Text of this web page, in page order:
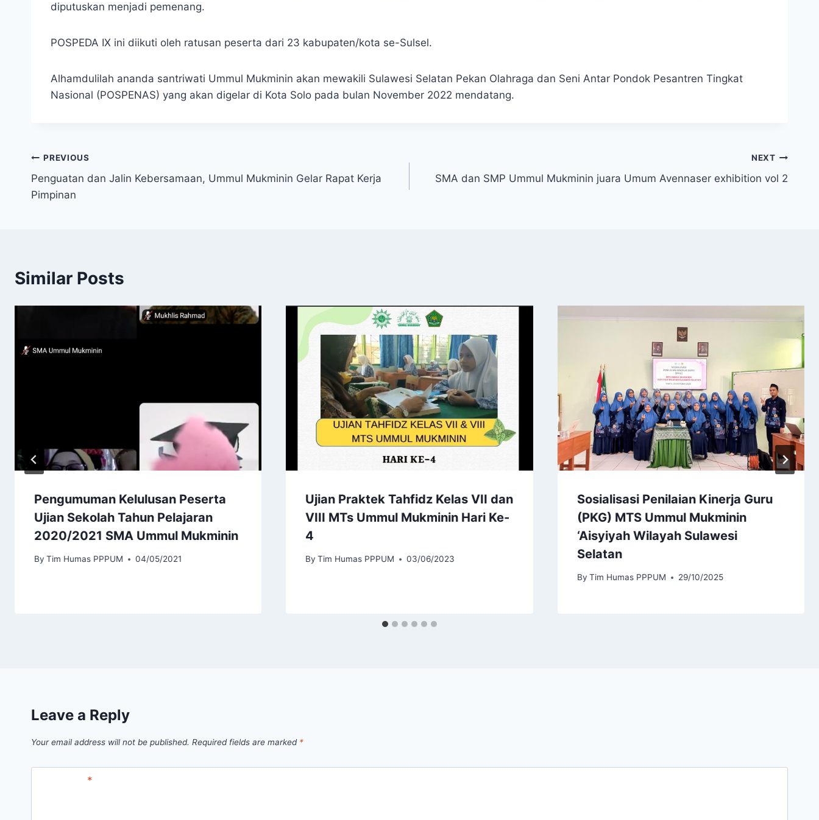
diputuskan menjadi pemenang.
POSPEDA IX ini diikuti oleh ratusan peserta dari 23 kabupaten/kota se-Sulsel.
Alhamdulilah ananda santriwati Ummul Mukminin akan mewakili Sulawesi Selatan Pekan Olahraga dan Seni Antar Pondok Pesantren Tingkat
Nasional (POSPENAS) yang akan digelar di Kota Solo pada bulan November 2022 mendatang.
PREVIOUS
Penguatan dan Jalin Kebersamaan, Ummul Mukminin Gelar Rapat Kerja
Pimpinan
NEXT
SMA dan SMP Ummul Mukminin juara Umum Avennaser exhibition vol 2
Similar Posts
Pengumuman Kelulusan Peserta
Ujian Sekolah Tahun Pelajaran
2020/2021 SMA Ummul Mukminin
By Tim Humas PPPUM 04/05/2021
Ujian Praktek Tahfidz Kelas VII dan
VIII MTs Ummul Mukminin Hari Ke-
4
By Tim Humas PPPUM 03/06/2023
Sosialisasi Penilaian Kinerja Guru
(PKG) MTS Ummul Mukminin
‘Aisyiyah Wilayah Sulawesi
Selatan
By Tim Humas PPPUM 29/10/2025
Leave a Reply
Your email address will not be published. Required fields are marked *
*